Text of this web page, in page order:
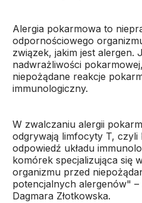
Alergia pokarmowa to
odpornościowego
związek, jakim jest alergen.
nadwrażliwości
niepożądane reakcje
immunologiczny.
W zwalczaniu alergii
odgrywają limfocyty T, czyli
odpowiedź układu
komórek specjalizująca się
organizmu przed
potencjalnych alergenów" –
Dagmara Złotkowska.